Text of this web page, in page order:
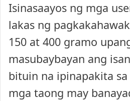
Isinasaayos ng mga
lakas ng
150 at 400 gramo
masubaybayan ang
bituin na ipinapakita sa
mga taong may